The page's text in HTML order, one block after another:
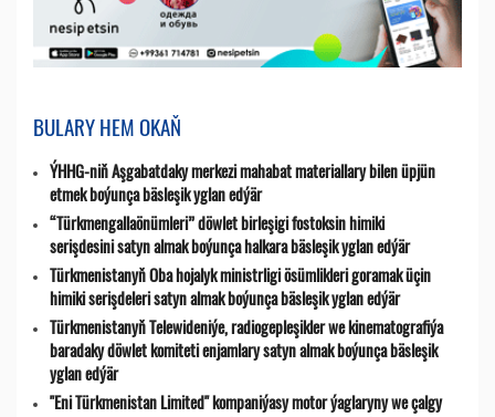
BULARY HEM OKAŇ
ÝHHG-niň Aşgabatdaky merkezi mahabat materiallary bilen üpjün
etmek boýunça bäsleşik yglan edýär
“Türkmengallaönümleri” döwlet birleşigi fostoksin himiki
serişdesini satyn almak boýunça halkara bäsleşik yglan edýär
Türkmenistanyň Oba hojalyk ministrligi ösümlikleri goramak üçin
himiki serişdeleri satyn almak boýunça bäsleşik yglan edýär
Türkmenistanyň Telewideniýe, radio­gepleşikler we kinematografiýa
baradaky döwlet komiteti enjamlary satyn almak boýunça bäsleşik
yglan edýär
"Eni Türkmenistan Limited" kompaniýasy motor ýaglaryny we çalgy